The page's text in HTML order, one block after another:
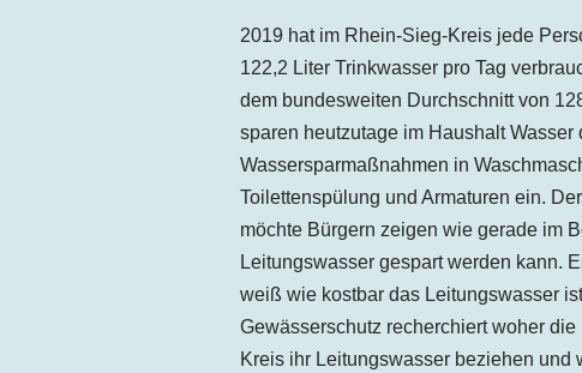
2019 hat im Rhein-Sieg-Kreis jede
122,2 Liter Trinkwasser pro Tag
dem bundesweiten Durchschnitt von
sparen heutzutage im Haushalt Wasser
Wassersparmaßnahmen in
Toilettenspülung und Armaturen ein.
möchte Bürgern zeigen wie gerade im
Leitungswasser gespart werden kann.
weiß wie kostbar das Leitungswasser
Gewässerschutz recherchiert woher
Kreis ihr Leitungswasser beziehen und